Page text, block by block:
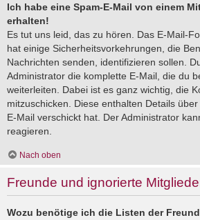
Ich habe eine Spam-E-Mail von einem
erhalten!
Es tut uns leid, das zu hören. Das E-Mail-
hat einige Sicherheitsvorkehrungen, die
Nachrichten senden, identifizieren sollen.
Administrator die komplette E-Mail, die du
weiterleiten. Dabei ist es ganz wichtig, die
mitzuschicken. Diese enthalten Details
E-Mail verschickt hat. Der Administrator
reagieren.
Nach oben
Freunde und ignorierte
Wozu benötige ich die Listen der